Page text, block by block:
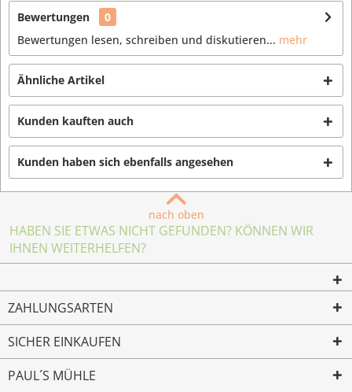
Bewertungen
0
Bewertungen lesen, schreiben und diskutieren... mehr
Ähnliche Artikel
Kunden kauften auch
Kunden haben sich ebenfalls angesehen
nach oben
HABEN SIE ETWAS NICHT GEFUNDEN? KÖNNEN WIR
IHNEN WEITERHELFEN?
ZAHLUNGSARTEN
SICHER EINKAUFEN
PAUL´S MÜHLE